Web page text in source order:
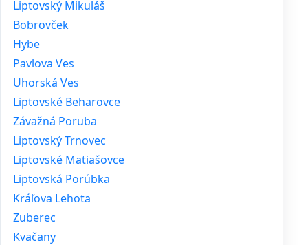
Liptovský Mikuláš
Bobrovček
Hybe
Pavlova Ves
Uhorská Ves
Liptovské Beharovce
Závažná Poruba
Liptovský Trnovec
Liptovské Matiašovce
Liptovská Porúbka
Kráľova Lehota
Zuberec
Kvačany